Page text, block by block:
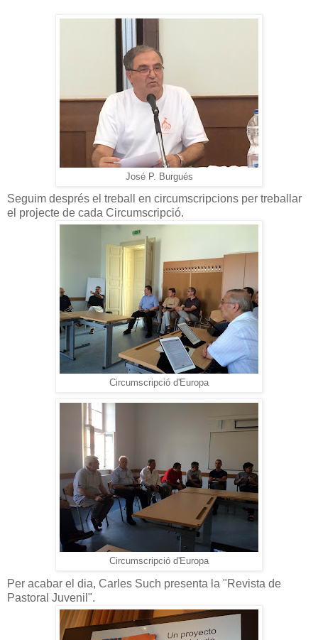
José P. Burgués
Seguim després el treball en circumscripcions per treballar
el projecte de cada Circumscripció.
Circumscripció d'Europa
Circumscripció d'Europa
Per acabar el dia, Carles Such presenta la "Revista de
Pastoral Juvenil".